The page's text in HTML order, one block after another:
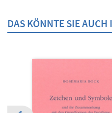
DAS KÖNNTE SIE AUCH